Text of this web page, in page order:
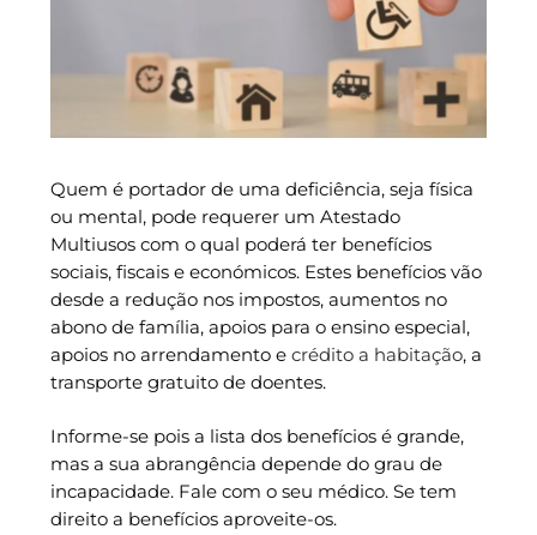
Quem é portador de uma deficiência, seja física
ou mental, pode requerer um Atestado
Multiusos com o qual poderá ter benefícios
sociais, fiscais e económicos. Estes benefícios vão
desde a redução nos impostos, aumentos no
abono de família, apoios para o ensino especial,
apoios no arrendamento e crédito a habitação, a
transporte gratuito de doentes.
Informe-se pois a lista dos benefícios é grande,
mas a sua abrangência depende do grau de
incapacidade. Fale com o seu médico. Se tem
direito a benefícios aproveite-os.